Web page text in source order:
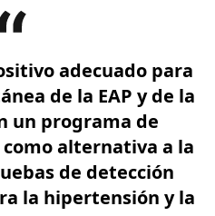
adecuado para
de la EAP y de la
un programa de
alternativa a la
de detección
la hipertensión y la